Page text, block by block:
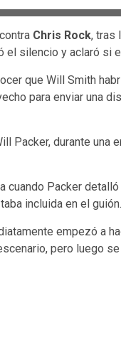
contra Chris Rock, tras
silencio y aclaró si
que Will Smith
para enviar una
Packer, durante
cuando Packer
incluida en el guión.
empezó a
pero luego